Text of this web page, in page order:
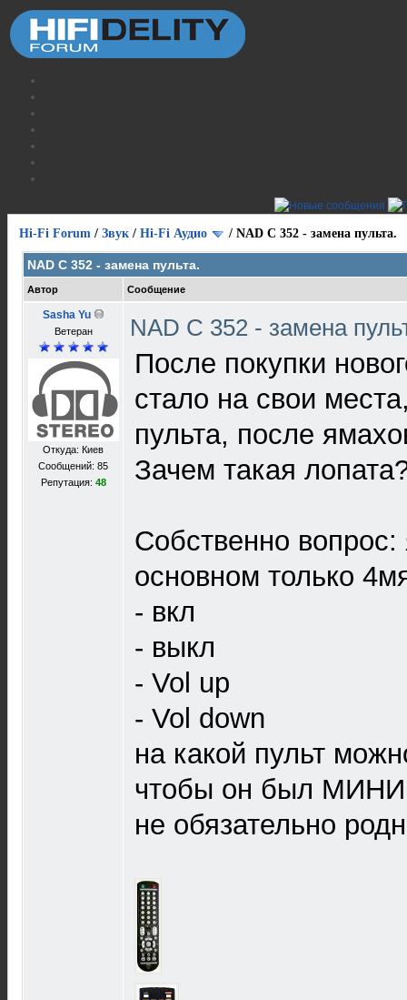
Hi-Fi Forum / Звук / Hi-Fi Аудио / NAD C 352 - замена пульта.
NAD C 352 - замена пульта.
Автор Сообщение
Sasha Yu
Ветеран
Откуда: Киев
Сообщений: 85
Репутация: 48
NAD C 352 - замена
После покупки
стало на свои
пульта, после
Зачем такая
Собственно
основном только
- вкл
- выкл
- Vol up
- Vol down
на какой пульт
чтобы он был
не обязательно